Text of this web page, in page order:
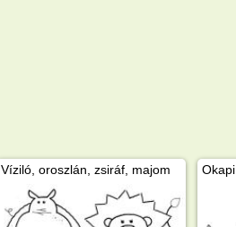
Víziló, oroszlán, zsiráf, majom Okapi